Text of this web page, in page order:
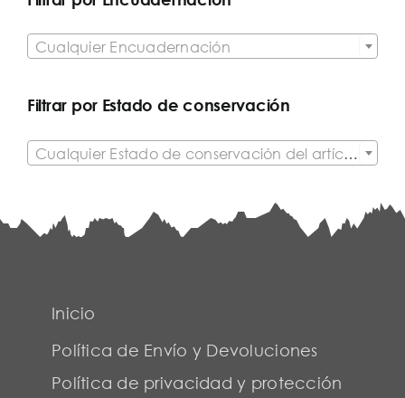
Cualquier Encuadernación
Filtrar por Estado de conservación
Cualquier Estado de conservación del artículo
Inicio
Política de Envío y Devoluciones
Política de privacidad y protección